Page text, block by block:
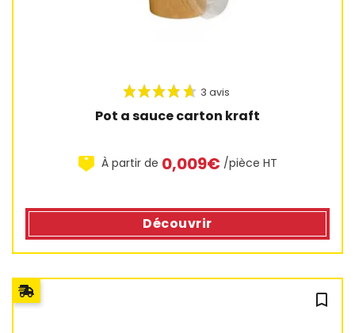
Pot a sauce carton kraft
À partir de 0,009€ /pièce HT
Découvrir
bookmark_outline